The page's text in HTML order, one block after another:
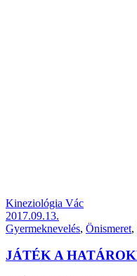
Kineziológia Vác
2017.09.13.
Gyermeknevelés, Önismeret,
JÁTÉK A